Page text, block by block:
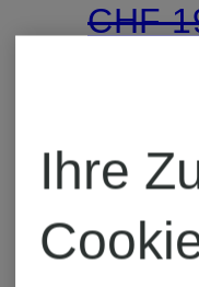
CHF
Ihre